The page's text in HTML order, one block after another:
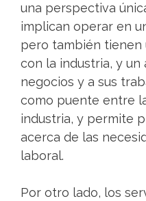
una perspectiva
implican operar en
pero también tienen
con la industria, y
negocios y a sus
como puente entre
industria, y permite
acerca de las
laboral.
Por otro lado, los